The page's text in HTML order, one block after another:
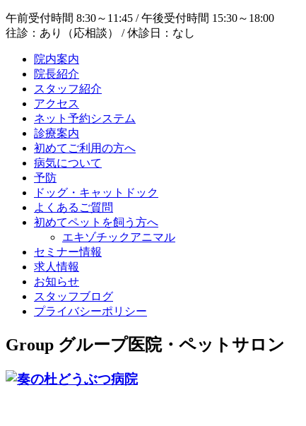
午前受付時間 8:30～11:45 / 午後受付時間 15:30～18:00
往診：あり（応相談） / 休診日：なし
院内案内
院長紹介
スタッフ紹介
アクセス
ネット予約システム
診療案内
初めてご利用の方へ
病気について
予防
ドッグ・キャットドック
よくあるご質問
初めてペットを飼う方へ
エキゾチックアニマル
セミナー情報
求人情報
お知らせ
スタッフブログ
プライバシーポリシー
Group グループ医院・ペットサロン